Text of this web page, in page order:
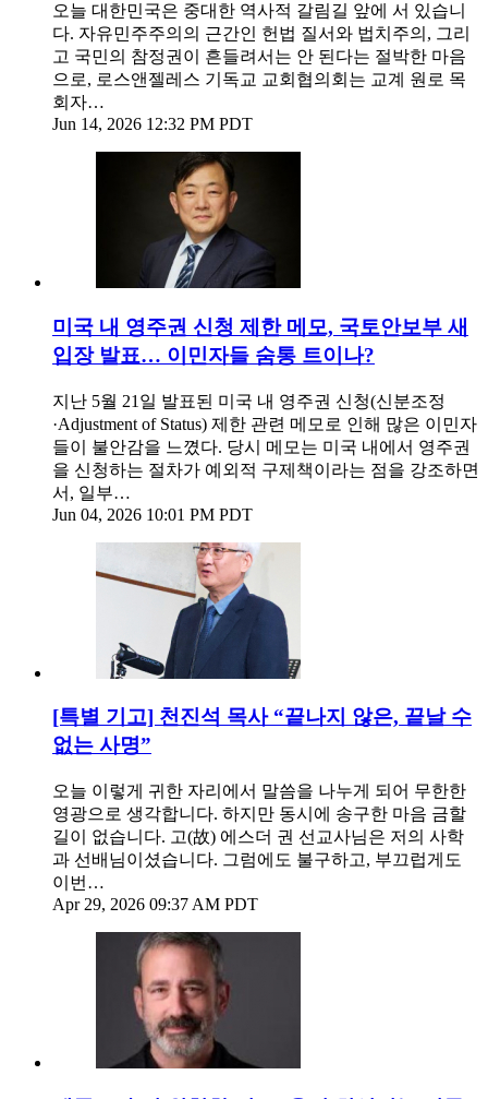
오늘 대한민국은 중대한 역사적 갈림길 앞에 서 있습니
다. 자유민주주의의 근간인 헌법 질서와 법치주의, 그리
고 국민의 참정권이 흔들려서는 안 된다는 절박한 마음
으로, 로스앤젤레스 기독교 교회협의회는 교계 원로 목
회자…
Jun 14, 2026 12:32 PM PDT
미국 내 영주권 신청 제한 메모, 국토안보부 새
입장 발표… 이민자들 숨통 트이나?
지난 5월 21일 발표된 미국 내 영주권 신청(신분조정
·Adjustment of Status) 제한 관련 메모로 인해 많은 이민자
들이 불안감을 느꼈다. 당시 메모는 미국 내에서 영주권
을 신청하는 절차가 예외적 구제책이라는 점을 강조하면
서, 일부…
Jun 04, 2026 10:01 PM PDT
[특별 기고] 천진석 목사 “끝나지 않은, 끝날 수
없는 사명”
오늘 이렇게 귀한 자리에서 말씀을 나누게 되어 무한한
영광으로 생각합니다. 하지만 동시에 송구한 마음 금할
길이 없습니다. 고(故) 에스더 권 선교사님은 저의 사학
과 선배님이셨습니다. 그럼에도 불구하고, 부끄럽게도
이번…
Apr 29, 2026 09:37 AM PDT